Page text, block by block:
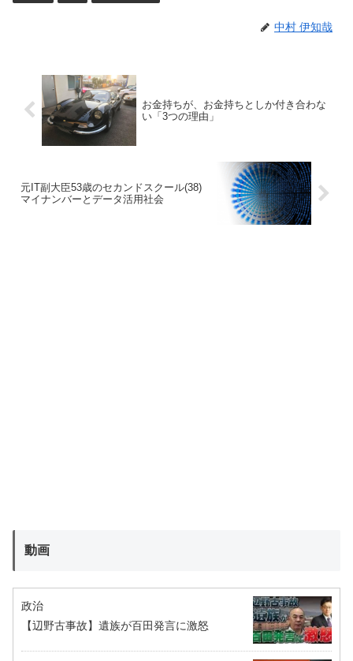
中村 伊知哉
お金持ちが、お金持ちとしか付き合わな
い「3つの理由」
元IT副大臣53歳のセカンドスクール(38)
マイナンバーとデータ活用社会
動画
政治
【辺野古事故】遺族が百田発言に激怒